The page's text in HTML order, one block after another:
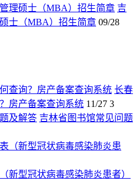
吉
士（MBA）招生简章 09/28
长春
房产备案查询系统 11/27 3
吉林省图书馆常见问题
新型冠状病毒感染肺炎患者）